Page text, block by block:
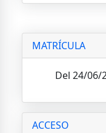
MATRÍCULA
Del 24/06/
ACCESO